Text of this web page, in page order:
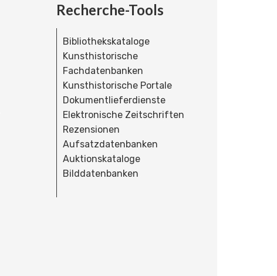
Recherche-Tools
Bibliothekskataloge
Kunsthistorische
Fachdatenbanken
Kunsthistorische Portale
Dokumentlieferdienste
Elektronische Zeitschriften
Rezensionen
Aufsatzdatenbanken
Auktionskataloge
Bilddatenbanken